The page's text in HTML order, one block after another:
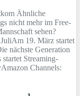
Ähnliche
nicht mehr im Free-
sehen?
19. März startet
nächste Generation
Streaming-
Channels: